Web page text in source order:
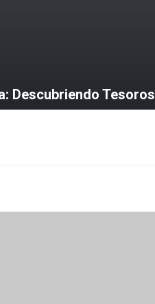
Descubriendo Tesoros